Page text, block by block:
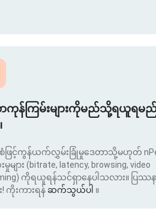
ကုန်ကြမ်းများကိုမည်သို့ရယူရမ
စံဖြင့်ကွန်ယက်လွှမ်းခြုံမှုဒေတာသို့မဟုတ်
များ (bitrate, latency, browsing, video
ကိုရယူရန်သင်ရှာနေပါသလား။ ပြဿန
! ကိုးကားရန်ဆက်သွယ်ပါ ။